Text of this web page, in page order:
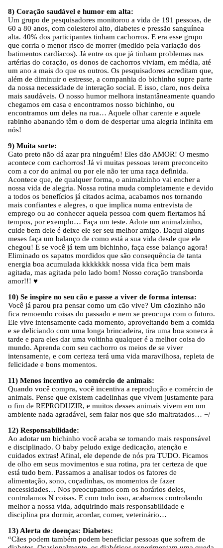
8) Coração saudável e humor em alta:
Um grupo de pesquisadores monitorou a vida de 191 pessoas, de
60 a 80 anos, com colesterol alto, diabetes e pressão sanguínea
alta. 40% dos participantes tinham cachorros. E era esse grupo
que corria o menor risco de morrer (medido pela variação dos
batimentos cardíacos). Já entre os que já tinham problemas nas
artérias do coração, os donos de cachorros viviam, em média, até
um ano a mais do que os outros. Os pesquisadores acreditam que,
além de diminuir o estresse, a companhia do bichinho supre parte
da nossa necessidade de interação social. E isso, claro, nos deixa
mais saudáveis. O nosso humor melhora instantâneamente quando
chegamos em casa e encontramos nosso bichinho, ou
encontramos um deles na rua… Aquele olhar carente e aquele
rabinho abanando têm o dom de despertar uma alegria infinita em
nós!
9) Muita sorte:
Gato preto não dá azar pra ninguém! Eles dão AMOR! O mesmo
acontece com cachorros! Já vi muitas pessoas terem preconceito
com a cor do animal ou por ele não ter uma raça definida.
Acontece que, de qualquer forma, o animalzinho vai encher a
nossa vida de alegria. Nossa rotina muda completamente e devido
a todos os benefícios já citados acima, acabamos nos tornando
mais confiantes e alegres, o que implica numa entrevista de
emprego ou ao conhecer aquela pessoa com quem flertamos há
tempos, por exemplo… Faça um teste. Adote um animalzinho,
cuide bem dele é deixe ele ser seu melhor amigo. Daqui alguns
meses faça um balanço de como está a sua vida desde que ele
chegou! E se você já tem um bichinho, faça esse balanço agora!
Eliminado os sapatos mordidos que são consequência de tanta
energia boa acumulada kkkkkkk nossa vida fica bem mais
agitada, mas agitada pelo lado bom! Nosso coração transborda
amor!!! ♥
10) Se inspire no seu cão e passe a viver de forma intensa:
Você já parou pra pensar como um cão vive? Um cãozinho não
fica remoendo coisas do passado e nem se preocupa com o futuro.
Ele vive intensamente cada momento, aproveitando bem a comida
e se deliciando com uma longa brincadeira, tira uma boa soneca à
tarde e para eles dar uma voltinha qualquer é a melhor coisa do
mundo. Aprenda com seu cachorro os meios de se viver
intensamente, e com certeza terá uma vida maravilhosa, repleta de
felicidade e bons momentos.
11) Menos incentivo ao comércio de animais:
Quando você compra, você incentiva a reprodução e comércio de
animais. Pense que existem cadelinhas que vivem justamente para
o fim de REPRODUZIR, e muitos desses animais vivem em um
ambiente nada agradável, sem falar nos que são maltratados… =/
12) Responsabilidade:
Ao adotar um bichinho você acaba se tornando mais responsável
e disciplinado. O baby peludo exige dedicação, atenção e
cuidados extras! Afinal, ele depende de nós pra TUDO. Ficamos
de olho em seus movimentos e sua rotina, pra ter certeza de que
está tudo bem. Passamos a analisar todos os fatores de
alimentação, sono, coçadinhas, os momentos de fazer
necessidades… Nos preocupamos com os horários deles,
controlamos N coisas. E com tudo isso, acabamos controlando
melhor a nossa vida, adquirindo mais responsabilidade e
disciplina pra dormir, acordar, comer, veterinário…
13) Alerta de doenças: Diabetes:
“Cães podem também podem beneficiar pessoas que sofrem de